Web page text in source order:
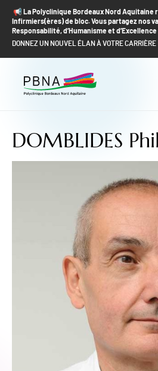
ALLER AU CONTENU
ALLER AU MENU
ALLER À LA RECHERCHE
📢​ La Polyclinique Bordeaux Nord Aquitaine
Infirmiers(ères) de bloc. Vous partagez nos
Responsabilité, d’Humanisme et
DONNEZ UN NOUVEL ÉLAN À VOTRE CARRIÈRE
DOMBLIDES